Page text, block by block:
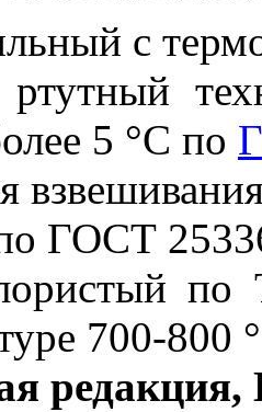
с
5 °С по
ГОСТ
по
700-800 °